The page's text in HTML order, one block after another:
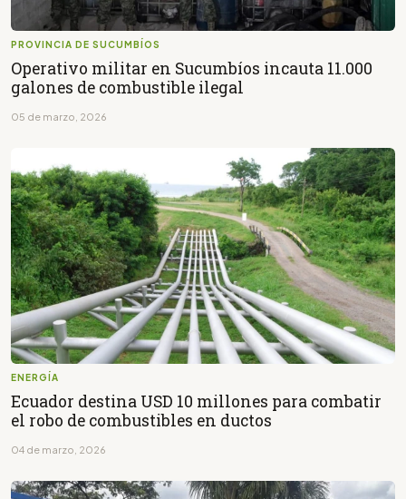
PROVINCIA DE SUCUMBÍOS
Operativo militar en Sucumbíos incauta 11.000
galones de combustible ilegal
05 de marzo, 2026
ENERGÍA
Ecuador destina USD 10 millones para combatir
el robo de combustibles en ductos
04 de marzo, 2026